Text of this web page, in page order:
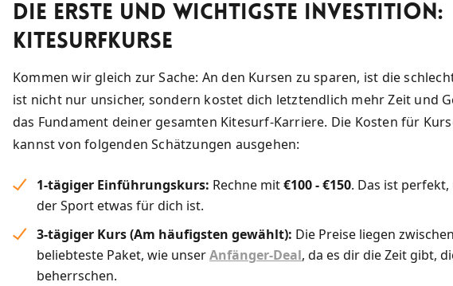
Die Erste und Wichtigste Investition:
Kitesurfkurse
Kommen wir gleich zur Sache: An den Kursen zu sparen, ist die
ist nicht nur unsicher, sondern kostet dich letztendlich mehr Zeit und
das Fundament deiner gesamten Kitesurf-Karriere. Die Kosten für
kannst von folgenden Schätzungen ausgehen:
1-tägiger Einführungskurs: Rechne mit€100 - €150. Das ist
der Sport etwas für dich ist.
3-tägiger Kurs (Am häufigsten gewählt): Die Preise liegen zwischen
beliebteste Paket, wie unserAnfänger-Deal, da es dir die Zeit gibt,
beherrschen.